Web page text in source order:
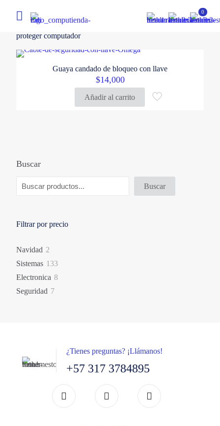
0
proteger computador
Guaya candado de bloqueo con llave
$14,000
Añadir al carrito
Buscar
Buscar
Filtrar por precio
Navidad 2
Sistemas 133133
Electronica 88
Seguridad 77
¿Tienes preguntas? ¡Llámanos!
+57 317 3784895